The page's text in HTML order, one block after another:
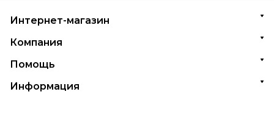
Интернет-магазин
Компания
Помощь
Информация